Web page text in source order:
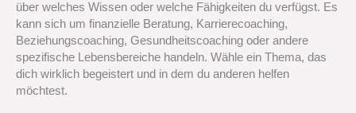
über welches Wissen oder welche Fähigkeiten du verfügst. Es
kann sich um finanzielle Beratung, Karrierecoaching,
Beziehungscoaching, Gesundheitscoaching oder andere
spezifische Lebensbereiche handeln. Wähle ein Thema, das
dich wirklich begeistert und in dem du anderen helfen
möchtest.